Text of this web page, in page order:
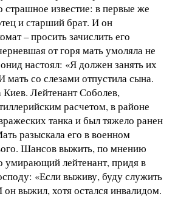
страшное известие: в первые же
и старший брат. И он
– просить зачислить его
от горя мать умоляла не
настоял: «Я должен занять их
мать со слезами отпустила сына.
Лейтенант Соболев,
расчетом, в районе
танка и был тяжело ранен
разыскала его в военном
Шансов выжить, по мнению
умирающий лейтенант, придя в
«Если выживу, буду служить
выжил, хотя остался инвалидом.